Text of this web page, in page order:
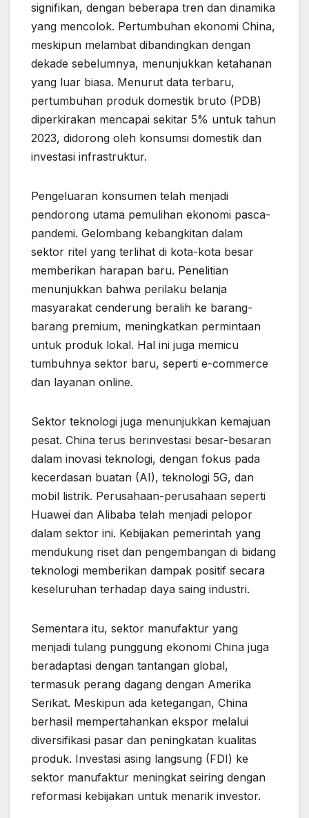
signifikan, dengan beberapa tren dan dinamika
yang mencolok. Pertumbuhan ekonomi China,
meskipun melambat dibandingkan dengan
dekade sebelumnya, menunjukkan ketahanan
yang luar biasa. Menurut data terbaru,
pertumbuhan produk domestik bruto (PDB)
diperkirakan mencapai sekitar 5% untuk tahun
2023, didorong oleh konsumsi domestik dan
investasi infrastruktur.
Pengeluaran konsumen telah menjadi
pendorong utama pemulihan ekonomi pasca-
pandemi. Gelombang kebangkitan dalam
sektor ritel yang terlihat di kota-kota besar
memberikan harapan baru. Penelitian
menunjukkan bahwa perilaku belanja
masyarakat cenderung beralih ke barang-
barang premium, meningkatkan permintaan
untuk produk lokal. Hal ini juga memicu
tumbuhnya sektor baru, seperti e-commerce
dan layanan online.
Sektor teknologi juga menunjukkan kemajuan
pesat. China terus berinvestasi besar-besaran
dalam inovasi teknologi, dengan fokus pada
kecerdasan buatan (AI), teknologi 5G, dan
mobil listrik. Perusahaan-perusahaan seperti
Huawei dan Alibaba telah menjadi pelopor
dalam sektor ini. Kebijakan pemerintah yang
mendukung riset dan pengembangan di bidang
teknologi memberikan dampak positif secara
keseluruhan terhadap daya saing industri.
Sementara itu, sektor manufaktur yang
menjadi tulang punggung ekonomi China juga
beradaptasi dengan tantangan global,
termasuk perang dagang dengan Amerika
Serikat. Meskipun ada ketegangan, China
berhasil mempertahankan ekspor melalui
diversifikasi pasar dan peningkatan kualitas
produk. Investasi asing langsung (FDI) ke
sektor manufaktur meningkat seiring dengan
reformasi kebijakan untuk menarik investor.